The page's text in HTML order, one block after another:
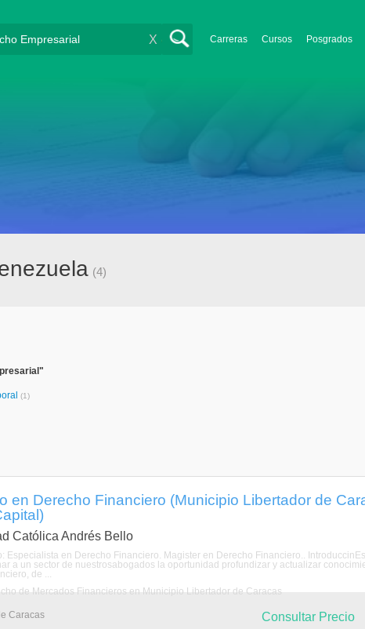
Carreras Cursos Posgrados
X
(4)
(1)
en Derecho Financiero (Municipio Libertador de
Católica Andrés Bello
Especialista en Derecho Financiero. Magister en Derecho Financiero..
a un sector de nuestrosabogados la oportunidad profundizar y actualizar
de ...
de Mercados Financieros en Municipio Libertador de Caracas
Caracas Consultar Precio